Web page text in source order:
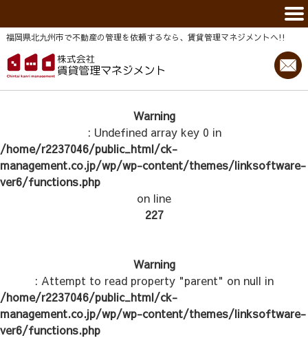
福岡県北九州市で不動産の管理を依頼するなら、賃貸管理マネジメントヘ!!
Warning
: Undefined array key 0 in
/home/r2237046/public_html/ck-
management.co.jp/wp/wp-content/themes/linksoftware-
ver6/functions.php
on line
227
Warning
: Attempt to read property "parent" on null in
/home/r2237046/public_html/ck-
management.co.jp/wp/wp-content/themes/linksoftware-
ver6/functions.php